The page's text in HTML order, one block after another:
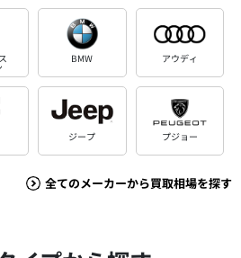
BMW アウディ
ジープ プジョー
全てのメーカーから買取相場を探す